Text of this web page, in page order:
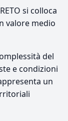
si colloca
valore medio
del
e condizioni
un